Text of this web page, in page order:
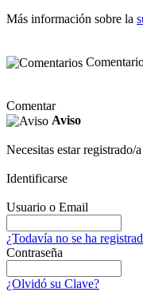
Más información sobre la
Comentar
Aviso
Necesitas estar registrado/
Identificarse
Usuario o Email
¿Todavía no se ha
Contraseña
¿Olvidó su Clave?